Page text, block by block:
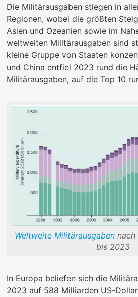
Die Militärausgaben stiegen in
Regionen, wobei die größten
Asien und Ozeanien sowie im
weltweiten Militärausgaben sind
kleine Gruppe von Staaten
und China entfiel 2023 rund die
Militärausgaben, auf die Top 10
Weltweite Militärausgaben nach
bis 2023
In Europa beliefen sich die
2023 auf 588 Milliarden US-